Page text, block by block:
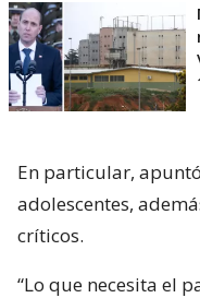
En particular,
adolescentes,
críticos.
“Lo que necesita el